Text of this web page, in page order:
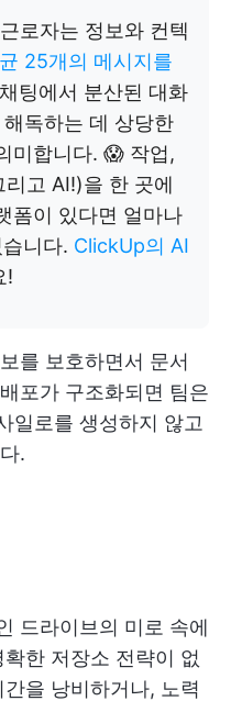
로자는 정보와 컨텍
25개의 메시지를
팅에서 분산된 대화
독하는 데 상당한
미합니다. 😱 작업,
고 AI!)을 한 곳에
폼이 있다면 얼마나
니다. ClickUp의 AI
!
를 보호하면서 문서
포가 구조화되면 팀은
일로를 생성하지 않고
.
드라이브의 미로 속에
한 저장소 전략이 없
을 낭비하거나, 노력